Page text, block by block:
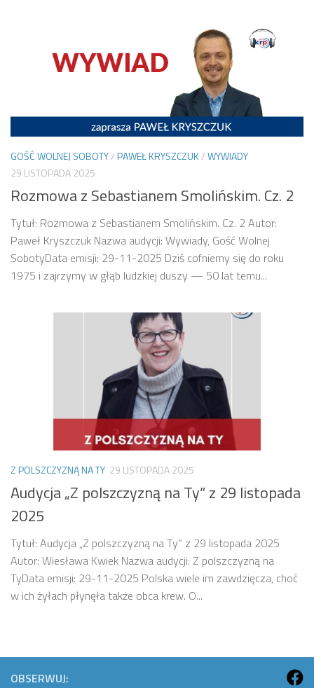
GOŚĆ WOLNEJ SOBOTY/PAWEŁ KRYSZCZUK/WYWIADY
29 LISTOPADA 2025
Rozmowa z Sebastianem Smolińskim. Cz. 2
Tytuł: Rozmowa z Sebastianem Smolińskim. Cz. 2 Autor:
Paweł Kryszczuk Nazwa audycji: Wywiady, Gość Wolnej
SobotyData emisji: 29-11-2025 Dziś cofniemy się do roku
1975 i zajrzymy w głąb ludzkiej duszy — 50 lat temu...
Z POLSZCZYZNĄ NA TY 29 LISTOPADA 2025
Audycja „Z polszczyzną na Ty” z 29 listopada
2025
Tytuł: Audycja „Z polszczyzną na Ty” z 29 listopada 2025
Autor: Wiesława Kwiek Nazwa audycji: Z polszczyzną na
TyData emisji: 29-11-2025 Polska wiele im zawdzięcza, choć
w ich żyłach płynęła także obca krew. O...
OBSERWUJ: